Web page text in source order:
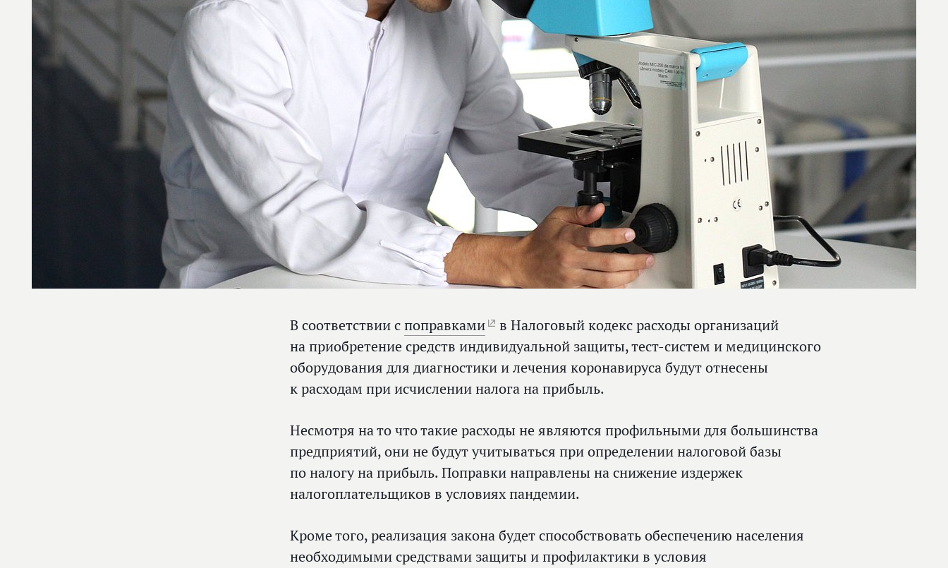
В соответствии споправками
в Налоговый кодекс расходы организаций
на приобретение средств индивидуальной защиты, тест-систем и медицинского
оборудования для диагностики и лечения коронавируса будут отнесены
к расходам при исчислении налога на прибыль.
Несмотря на то что такие расходы не являются профильными для большинства
предприятий, они не будут учитываться при определении налоговой базы
по налогу на прибыль. Поправки направлены на снижение издержек
налогоплательщиков в условиях пандемии.
Кроме того, реализация закона будет способствовать обеспечению населения
необходимыми средствами защиты и профилактики в условия